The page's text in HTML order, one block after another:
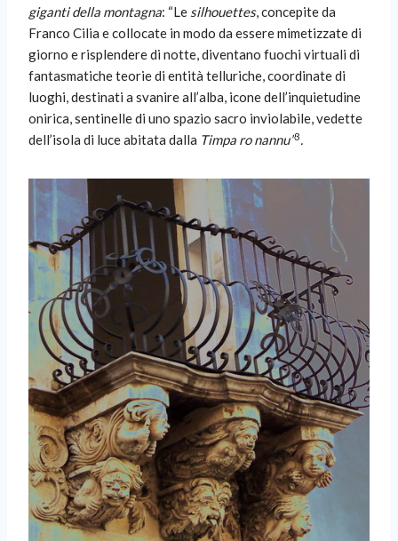
giganti della montagna: “Le silhouettes, concepite da
Franco Cilia e collocate in modo da essere mimetizzate di
giorno e risplendere di notte, diventano fuochi virtuali di
fantasmatiche teorie di entità telluriche, coordinate di
luoghi, destinati a svanire all’alba, icone dell’inquietudine
onirica, sentinelle di uno spazio sacro inviolabile, vedette
dell’isola di luce abitata dalla Timpa ro nannu”3.